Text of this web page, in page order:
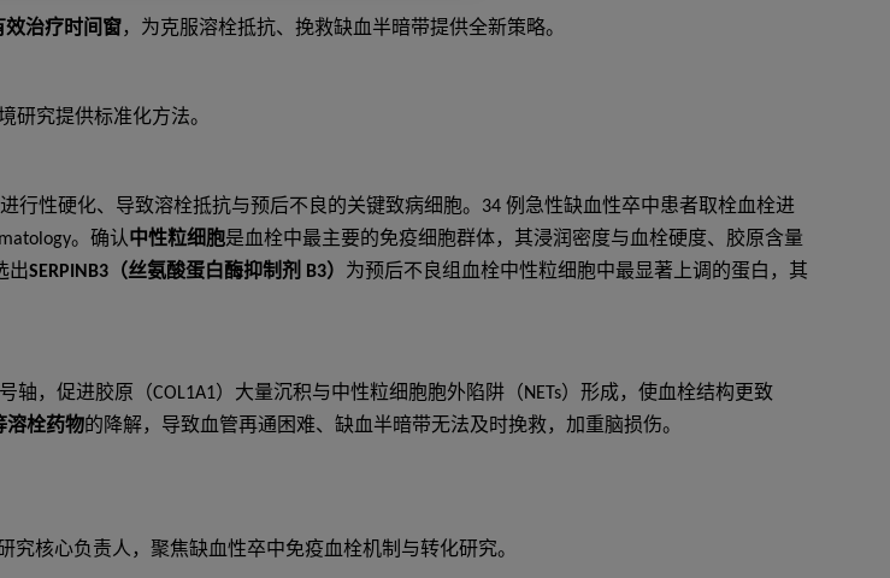
效治疗时间窗，为克服溶栓抵抗、挽救缺血半暗带提供全新策略。
研究提供标准化方法。
行性硬化、导致溶栓抵抗与预后不良的关键致病细胞。34 例急性缺血性卒中患者取栓血栓进
。确认中性粒细胞是血栓中最主要的免疫细胞群体，其浸润密度与血栓硬度、胶原含量
出SERPINB3（丝氨酸蛋白酶抑制剂 B3） 为预后不良组血栓中性粒细胞中最显著上调的蛋白，其
轴，促进胶原（COL1A1）大量沉积与中性粒细胞胞外陷阱（NETs）形成，使血栓结构更致
溶栓药物的降解，导致血管再通困难、缺血半暗带无法及时挽救，加重脑损伤。
究核心负责人，聚焦缺血性卒中免疫血栓机制与转化研究。